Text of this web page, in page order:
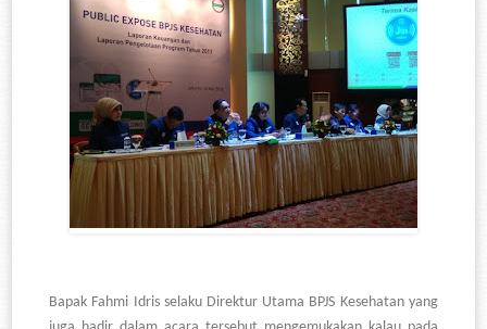
Bapak Fahmi Idris selaku Direktur Utama BPJS Kesehatan yang